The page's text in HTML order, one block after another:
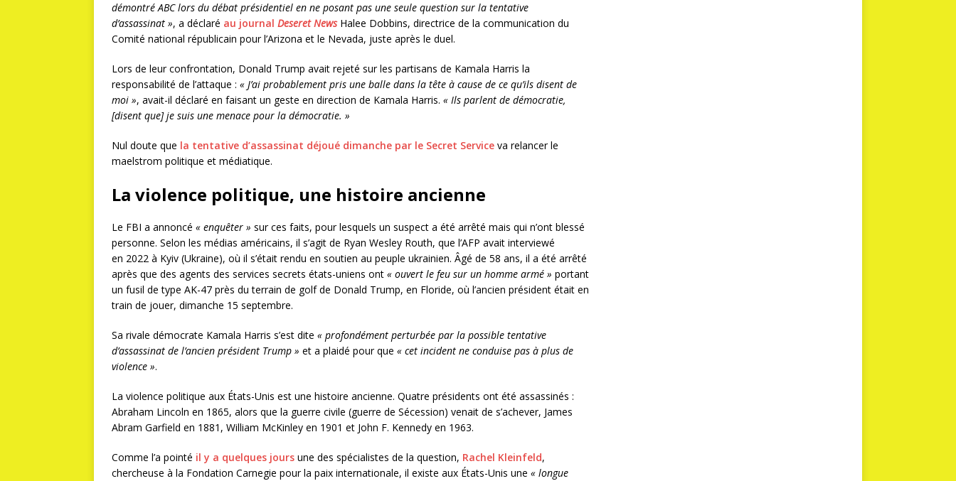
démontré ABC lors du débat présidentiel en ne posant pas une seule question sur la tentative
d’assassinat », a déclaré au journal Deseret NewsHalee Dobbins, directrice de la communication du
Comité national républicain pour l’Arizona et le Nevada, juste après le duel.
Lors de leur confrontation, Donald Trump avait rejeté sur les partisans de Kamala Harris la
responsabilité de l’attaque : « J’ai probablement pris une balle dans la tête à cause de ce qu’ils disent de
moi », avait-il déclaré en faisant un geste en direction de Kamala Harris. « Ils parlent de démocratie,
[disent que] je suis une menace pour la démocratie. »
Nul doute que la tentative d’assassinat déjoué dimanche par le Secret Service va relancer le
maelstrom politique et médiatique.
La violence politique, une histoire ancienne
Le FBI a annoncé « enquêter » sur ces faits, pour lesquels un suspect a été arrêté mais qui n’ont blessé
personne. Selon les médias américains, il s’agit de Ryan Wesley Routh, que l’AFP avait interviewé
en 2022 à Kyiv (Ukraine), où il s’était rendu en soutien au peuple ukrainien. Âgé de 58 ans, il a été arrêté
après que des agents des services secrets états-uniens ont « ouvert le feu sur un homme armé » portant
un fusil de type AK-47 près du terrain de golf de Donald Trump, en Floride, où l’ancien président était en
train de jouer, dimanche 15 septembre.
Sa rivale démocrate Kamala Harris s’est dite « profondément perturbée par la possible tentative
d’assassinat de l’ancien président Trump » et a plaidé pour que « cet incident ne conduise pas à plus de
violence ».
La violence politique aux États-Unis est une histoire ancienne. Quatre présidents ont été assassinés :
Abraham Lincoln en 1865, alors que la guerre civile (guerre de Sécession) venait de s’achever, James
Abram Garfield en 1881, William McKinley en 1901 et John F. Kennedy en 1963.
Comme l’a pointé il y a quelques jours une des spécialistes de la question, Rachel Kleinfeld,
chercheuse à la Fondation Carnegie pour la paix internationale, il existe aux États-Unis une « longue